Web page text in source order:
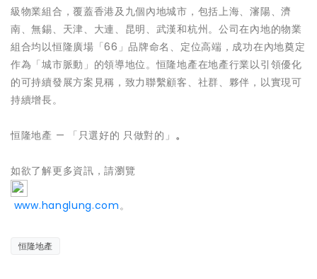
級物業組合，覆蓋香港及九個內地城市，包括上海、瀋陽、濟
南、無錫、天津、大連、昆明、武漢和杭州。公司在內地的物業
組合均以恒隆廣場「66」品牌命名、定位高端，成功在內地奠定
作為「城市脈動」的領導地位。恒隆地產在地產行業以引領優化
的可持續發展方案見稱，致力聯繫顧客、社群、夥伴，以實現可
持續增長。
恒隆地產 — 「只選好的 只做對的」 。
如欲了解更多資訊，請瀏覽
www.hanglung.com。
恒隆地產